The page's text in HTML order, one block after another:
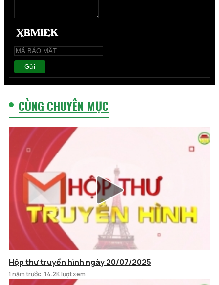
Gửi
CÙNG CHUYÊN MỤC
Hộp thư truyền hình ngày 20/07/2025
1 năm trước 14.2K lượt xem